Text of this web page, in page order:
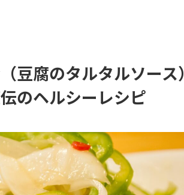
豆腐のタルタルソース）
のヘルシーレシピ